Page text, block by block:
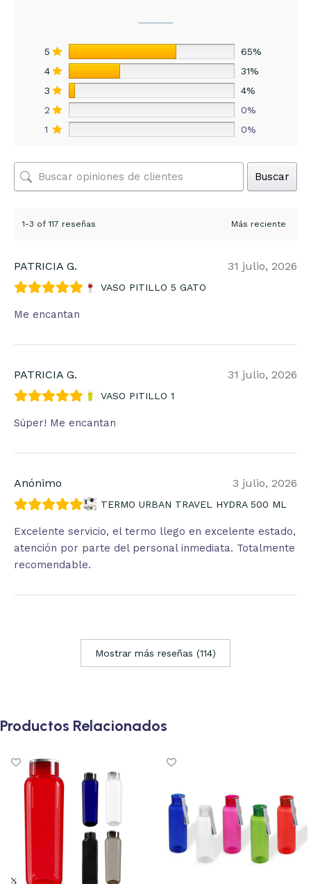
5
65%
4
31%
3
4%
2
0%
1
0%
Buscar
1-3 of 117 reseñas
PATRICIA G. 31 julio, 2026
VASO PITILLO 5 GATO
Me encantan
PATRICIA G. 31 julio, 2026
VASO PITILLO 1
Súper! Me encantan
Anónimo 3 julio, 2026
TERMO URBAN TRAVEL HYDRA 500 ML
Excelente servicio, el termo llego en excelente estado,
atención por parte del personal inmediata. Totalmente
recomendable.
Mostrar más reseñas (114)
Productos Relacionados